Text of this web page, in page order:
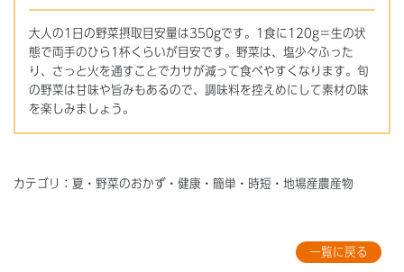
大人の1日の野菜摂取目安量は350gです。1食に120g＝生の状
態で両手のひら1杯くらいが目安です。野菜は、塩少々ふった
り、さっと火を通すことでカサが減って食べやすくなります。旬
の野菜は甘味や旨みもあるので、調味料を控えめにして素材の味
を楽しみましょう。
カテゴリ：夏・野菜のおかず・健康・簡単・時短・地場産農産物
一覧に戻る